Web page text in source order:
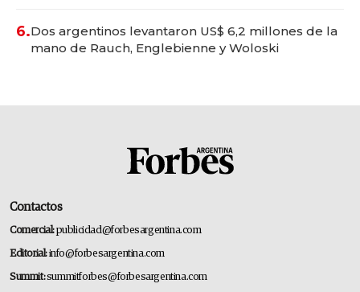
6.Dos argentinos levantaron US$ 6,2 millones de la
mano de Rauch, Englebienne y Woloski
Contactos
Comercial:publicidad@forbesargentina.com
Editorial:info@forbesargentina.com
Summit:summitforbes@forbesargentina.com